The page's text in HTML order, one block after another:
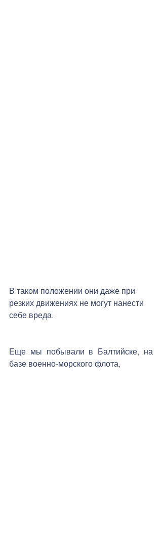
В таком положении они даже при
резких движениях не могут нанести
себе вреда.
Еще мы побывали в Балтийске, на
базе военно-морского флота,